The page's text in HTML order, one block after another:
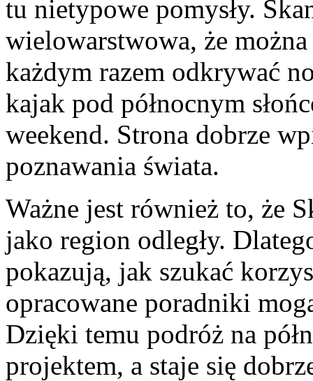
tu nietypowe pomysły.
wielowarstwowa, że
każdym razem odkrywać
kajak pod północnym
weekend. Strona dobrze
poznawania świata.
Ważne jest również to, że
jako region odległy.
pokazują, jak szukać
opracowane poradniki
Dzięki temu podróż na
projektem, a staje się